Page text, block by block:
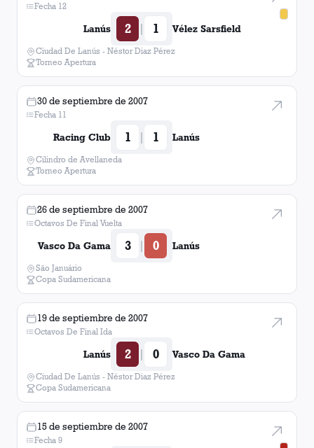
Fecha 12
Lanús 2 | 1 Vélez Sarsfield
Ciudad De Lanús - Néstor Diaz Pérez
Torneo Apertura
30 de septiembre de 2007
Fecha 11
Racing Club 1 | 1 Lanús
Cilindro de Avellaneda
Torneo Apertura
26 de septiembre de 2007
Octavos De Final Vuelta
Vasco Da Gama 3 | 0 Lanús
São Januário
Copa Sudamericana
19 de septiembre de 2007
Octavos De Final Ida
Lanús 2 | 0 Vasco Da Gama
Ciudad De Lanús - Néstor Diaz Pérez
Copa Sudamericana
15 de septiembre de 2007
Fecha 9